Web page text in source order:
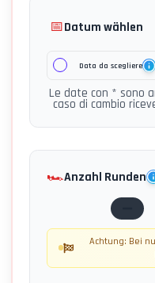
📅Datum wählen
Data da scegliere
Le date con * sono
caso di cambio
🏎️Anzahl Runden
Achtung: Bei